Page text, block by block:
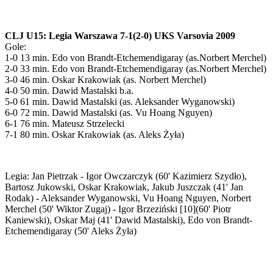
CLJ U15: Legia Warszawa 7-1(2-0) UKS Varsovia 2009
Gole:
1-0 13 min. Edo von Brandt-Etchemendigaray (as.Norbert Merchel)
2-0 33 min. Edo von Brandt-Etchemendigaray (as.Norbert Merchel)
3-0 46 min. Oskar Krakowiak (as. Norbert Merchel)
4-0 50 min. Dawid Mastalski b.a.
5-0 61 min. Dawid Mastalski (as. Aleksander Wyganowski)
6-0 72 min. Dawid Mastalski (as. Vu Hoang Nguyen)
6-1 76 min. Mateusz Strzelecki
7-1 80 min. Oskar Krakowiak (as. Aleks Żyła)
Legia: Jan Pietrzak - Igor Owczarczyk (60' Kazimierz Szydło),
Bartosz Jukowski, Oskar Krakowiak, Jakub Juszczak (41' Jan
Rodak) - Aleksander Wyganowski, Vu Hoang Nguyen, Norbert
Merchel (50' Wiktor Zugaj) - Igor Brzeziński [10](60' Piotr
Kaniewski), Oskar Maj (41' Dawid Mastalski), Edo von Brandt-
Etchemendigaray (50' Aleks Żyła)